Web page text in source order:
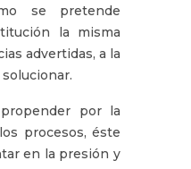
se pretende
la misma
advertidas, a la
por la
procesos, éste
en la presión y